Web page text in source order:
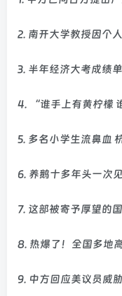
2. 南开大学教授因个
3. 半年经济大考成绩
4. “谁手上有黄柠檬
5. 多名小学生流鼻血
6. 养鹅十多年头一次
7. 这部被寄予厚望的
8. 热爆了！全国多地
9. 中方回应美议员威